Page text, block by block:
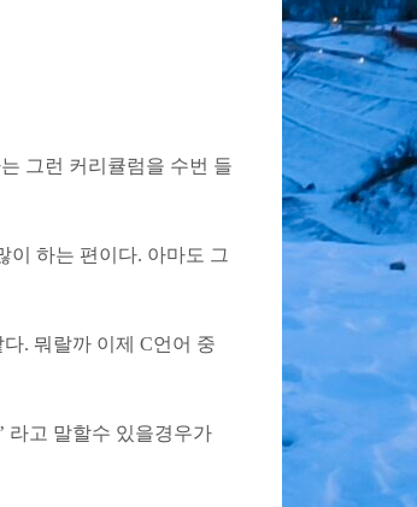
그런 커리큘럼을 수번 들
이 하는 편이다. 아마도 그
. 뭐랄까 이제 C언어 중
라고 말할수 있을경우가